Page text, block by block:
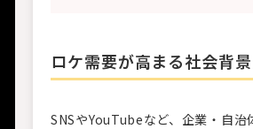
ロケ需要が高まる社会背景
SNSやYouTubeなど、企業・自治